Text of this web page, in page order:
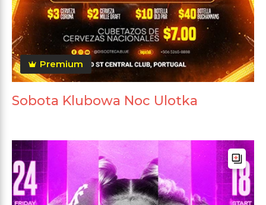
Premium
Sobota Klubowa Noc Ulotka